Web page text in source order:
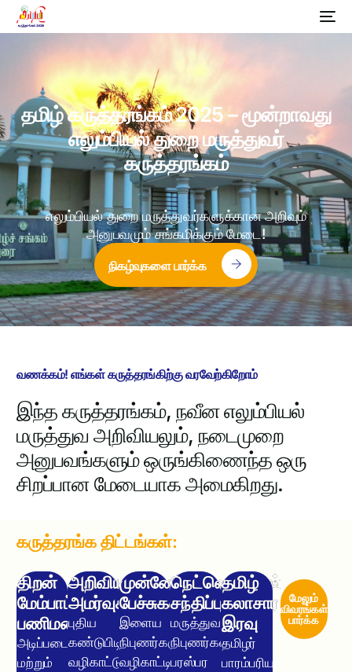
தமிழ்கருத்தரங்கம்2025 –மூன்றாவது
எலும்பியல்துறைமருத்துவர்
கருத்தரங்கம்
எலும்பியல் துறை மருத்துவர்களுக்கான அறிவும்
அனுபவமும் சங்கமிக்கும் மேடை!
நிகழ்வுகளை பார்க்க
வணக்கம்! எங்கள் கருத்தரங்கிற்கு வரவேற்கிறோம்
இந்த கருத்தரங்கம், நவீன எலும்பியல்
மருத்துவ அறிவியலும், நடைமுறை
அனுபவங்களும் ஒருங்கிணைந்த ஒரு
சிறப்பான மேடையாக அமைகிறது.
கருத்தரங்க திட்டங்கள்:
திறன்
மேம்பாட்டு
பணிமனை
அடிப்படை
மற்றும்
அறிவியல்
அமர்வுகள்
புதிய
கண்டுபிடிப்புகள்,
வழிகாட்டும்
முன்னேற்றப்
பேச்சுகள்
இளைய
நிபுணர்களுக்கான
வழிகாட்டி
நெட்வொர்க்கிங்
சந்திப்புகள்
மருத்துவ
நிபுணர்களிடையே
பரஸ்பர
தமிழ்
கலாசார
இரவு
தமிழர்
பாரம்பரியக்
மேலும்
விவரங்கள்
பார்க்க